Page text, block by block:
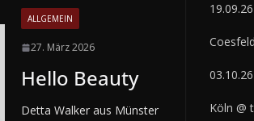
ALLGEMEIN
27. März 2026
Hello Beauty
Detta Walker aus Münster
19.09.26
03.10.26
Köln @